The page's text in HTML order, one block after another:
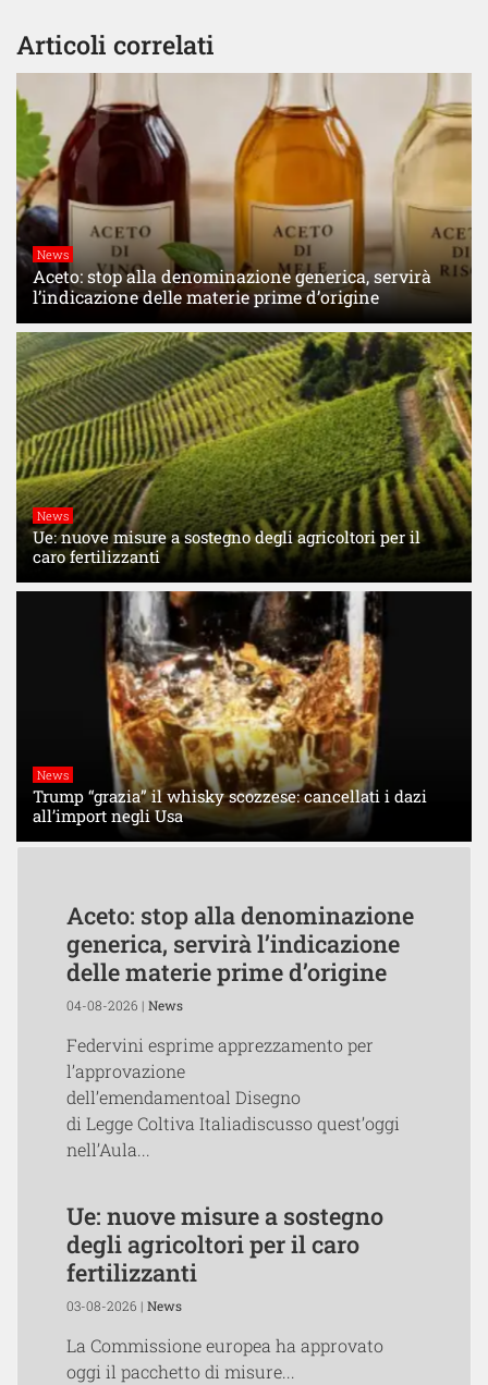
Articoli correlati
News
Aceto: stop alla denominazione generica, servirà
l’indicazione delle materie prime d’origine
News
Ue: nuove misure a sostegno degli agricoltori per il
caro fertilizzanti
News
Trump “grazia” il whisky scozzese: cancellati i dazi
all’import negli Usa
Aceto: stop alla denominazione
generica, servirà l’indicazione
delle materie prime d’origine
04-08-2026 | News
Federvini esprime apprezzamento per
l’approvazione
dell’emendamentoal Disegno
di Legge Coltiva Italiadiscusso quest’oggi
nell’Aula...
Ue: nuove misure a sostegno
degli agricoltori per il caro
fertilizzanti
03-08-2026 | News
La Commissione europea ha approvato
oggi il pacchetto di misure...